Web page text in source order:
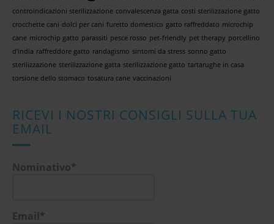
controindicazioni sterilizzazione convalescenza gatta costi sterilizzazione gatto
crocchette cani dolci per cani furetto domestico gatto raffreddato microchip
cane microchip gatto parassiti pesce rosso pet-friendly pet therapy porcellino
d'india raffreddore gatto randagismo sintomi da stress sonno gatto
sterilizzazione sterilizzazione gatta sterilizzazione gatto tartarughe in casa
torsione dello stomaco tosatura cane vaccinazioni
RICEVI I NOSTRI CONSIGLI SULLA TUA
EMAIL
Nominativo*
Email*